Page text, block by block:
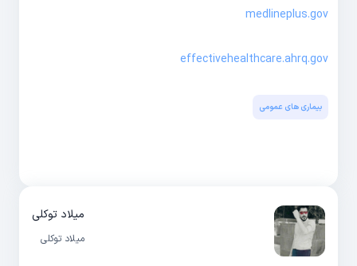
medlineplus.gov
effectivehealthcare.ahrq.gov
بیماری های عمومی
میلاد توکلی
میلاد توکلی